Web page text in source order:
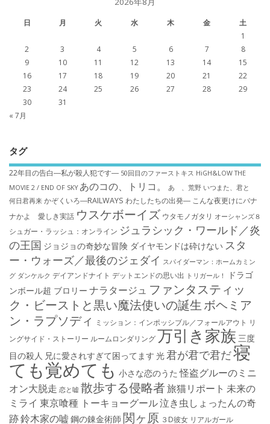
日 月 火 水 木 金
土
1
2
3 4 5 6 7
8
9
10 11 12 13 14
15
16
17 18 19 20 21
22
23
24 25 26 27 28
29
30
31
« 7月
タグ
22年目の告白―私が殺人犯です― 50回目のファーストキス HiGH&LOW THE
MOVIE 2 / END OF SKY あのコの、トリコ。 あゝ、荒野 いつまた、君と
何日君再来 かぞくいろ―RAILWAYS わたしたちの出発― こんな夜更けにバナ
ナかよ 愛しき実話 ウスケボーイズ ウタモノガタリ オーシャンズ８
シュガー・ラッシュ：オ​ンライン ジュラシック・ワールド／炎
の王国 ジョジョの奇妙な冒険 ダイヤモンドは砕けない スタ
ー・ウォーズ／最後のジェダイ スパイダーマン：ホームカミン
グ ダンケルク デイアンドナイト デットエンドの思い出 トリガール！
ドラゴ
ンボール超 ブロリー ナラタージュ ファンタスティッ
ク・ビーストと黒い魔法使いの誕生 ボヘミア
ン・ラプソディ ミッション：インポッシブル／フォールアウト リ
ングサイド・ストーリー ルームロンダリング万引き家族 三度
目の殺人 兄に愛されすぎて困ってます 光君が君で君だ寝
ても覚めても 小さな恋のうた 怪盗グルーのミニ
オン大脱走 恋と嘘 散歩する侵略者旅猫リポート 未来の
ミライ 東京喰種 トーキョーグール泣き虫しょったんの奇
跡鈴木家の嘘 鋼の錬金術師 関ヶ原 ３D彼女 リアルガール